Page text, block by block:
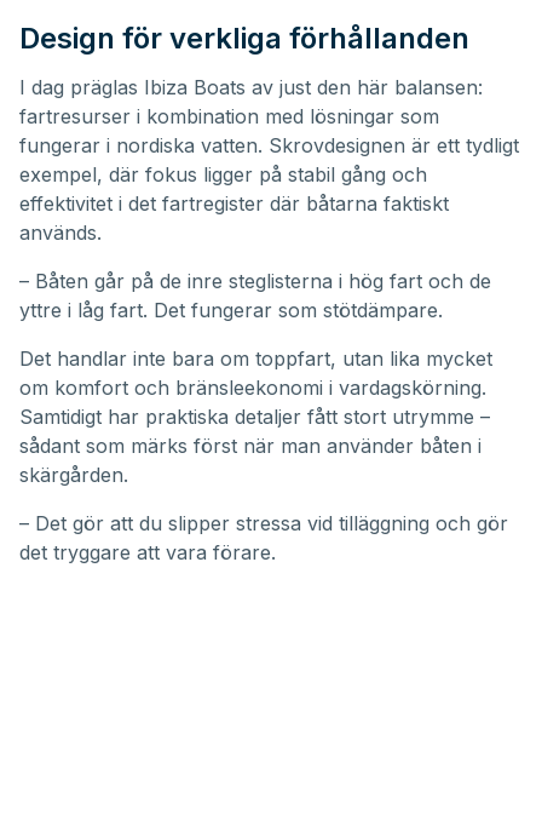
Design för verkliga förhållanden
I dag präglas Ibiza Boats av just den här balansen:
fartresurser i kombination med lösningar som
fungerar i nordiska vatten. Skrovdesignen är ett tydligt
exempel, där fokus ligger på stabil gång och
effektivitet i det fartregister där båtarna faktiskt
används.
– Båten går på de inre steglisterna i hög fart och de
yttre i låg fart. Det fungerar som stötdämpare.
Det handlar inte bara om toppfart, utan lika mycket
om komfort och bränsleekonomi i vardagskörning.
Samtidigt har praktiska detaljer fått stort utrymme –
sådant som märks först när man använder båten i
skärgården.
– Det gör att du slipper stressa vid tilläggning och gör
det tryggare att vara förare.